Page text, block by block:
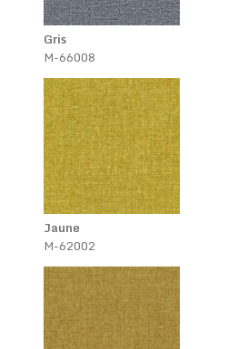
Gris
M-66008
Jaune
M-62002